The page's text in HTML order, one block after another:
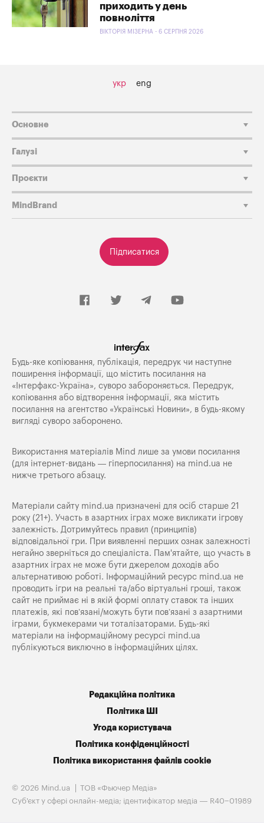
приходить у день
повноліття
ВІКТОРІЯ МІЗЕРНА - 6 СЕРПНЯ 2026
укр eng
Підписатися
Основне
Галузі
Проєкти
MindBrand
Будь-яке копiювання, публiкацiя, передрук чи наступне
поширення iнформацiї, що мiстить посилання на
«Iнтерфакс-Україна», суворо забороняється. Передрук,
копіювання або відтворення інформації, яка містить
посилання на агентство «Українські Новини», в будь-якому
вигляді суворо заборонено.
Використання матеріалів Mind лише за умови посилання
(для інтернет-видань — гіперпосилання) на mind.ua не
нижче третього абзацу.
Матеріали сайту mind.ua призначені для осіб старше 21
року (21+). Участь в азартних іграх може викликати ігрову
залежність. Дотримуйтесь правил (принципів)
відповідальної гри. При виявленні перших ознак залежності
негайно зверніться до спеціаліста. Пам'ятайте, що участь в
азартних іграх не може бути джерелом доходів або
альтернативою роботі. Інформаційний ресурс mind.ua не
проводить ігри на реальні та/або віртуальні гроші, також
сайт не приймає ні в якій формі оплату ставок та інших
платежів, які пов’язані/можуть бути пов’язані з азартними
іграми, букмекерами чи тоталізаторами. Будь-які
матеріали на інформаційному ресурсі mind.ua
публікуються виключно в інформаційних цілях.
Редакційна політика
Політика ШІ
Угода користувача
Політика конфіденційності
Політика використання файлів cookie
© 2026 Mind.ua
ТОВ «Фьючер Медiа»
Cуб'єкт у сфері онлайн-медіа; ідентифікатор медіа — R40−01989